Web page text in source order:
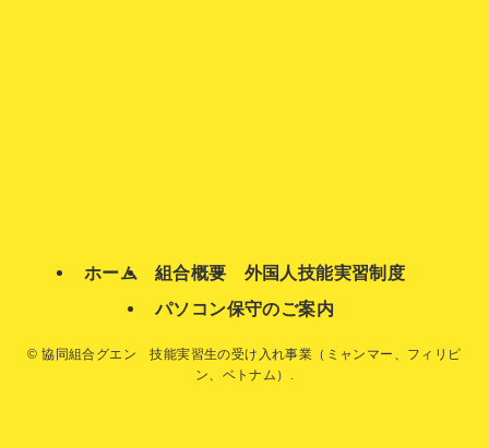
ホーム 組合概要
外国人技能実習制度
パソコン保守のご案内
© 協同組合グエン 技能実習生の受け入れ事業（ミャンマー、フィリピ
ン、ベトナム）.